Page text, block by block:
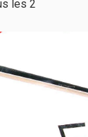
les 2